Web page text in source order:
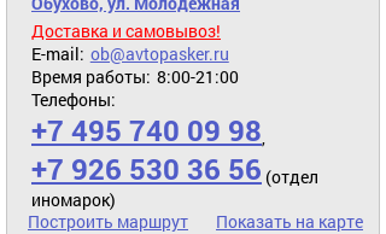
Доставка и самовывоз!
E-mail: ob@avtopasker.ru
Время работы: 8:00-21:00
Телефоны:
+7 495 740 09 98,
+7 926 530 36 56 (отдел
иномарок)
Построить маршрут
Показать на карте